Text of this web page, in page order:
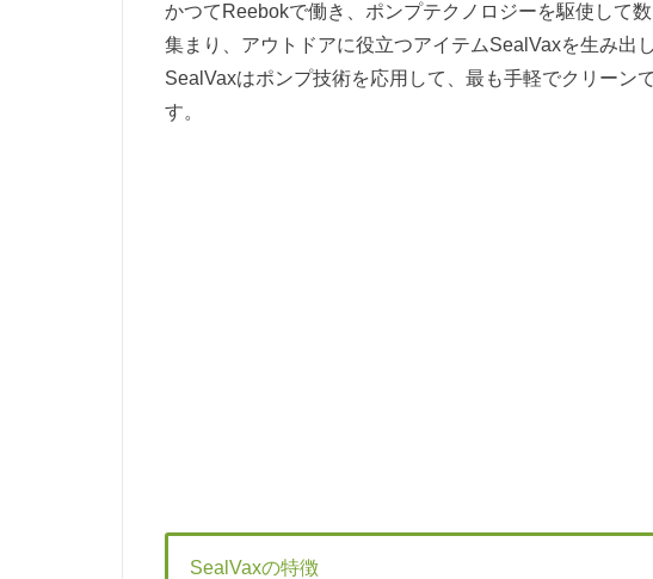
かつてReebokで働き、ポンプテクノロジーを駆使して
集まり、アウトドアに役立つアイテムSealVaxを生み出し
SealVaxはポンプ技術を応用して、最も手軽でクリーン
す。
SealVaxの特徴